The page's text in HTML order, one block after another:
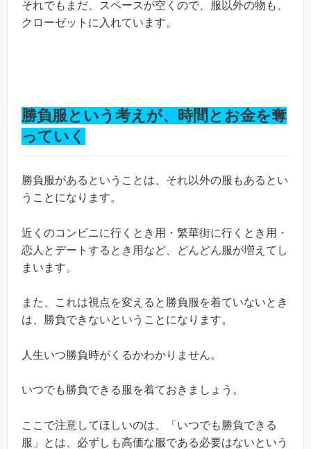
それでもまだ、スペースが空くので、服以外の物も、
クローゼットに入れています。
勝負服という考えが、時間とお金を奪
っていく
勝負服があるということは、それ以外の服もあるとい
うことになります。
近くのコンビニに行くとき用・繁華街に行くとき用・
恋人とデートするとき用など、どんどん服が増えてし
まいます。
また、これは視点を変えると勝負服を着ていないとき
は、勝負できないということになります。
人生いつ勝負時がくるかわかりません。
いつでも勝負できる服を着ておきましょう。
ここで注意してほしいのは、「いつでも勝負できる
服」とは、必ずしも高価な服である必要はないという